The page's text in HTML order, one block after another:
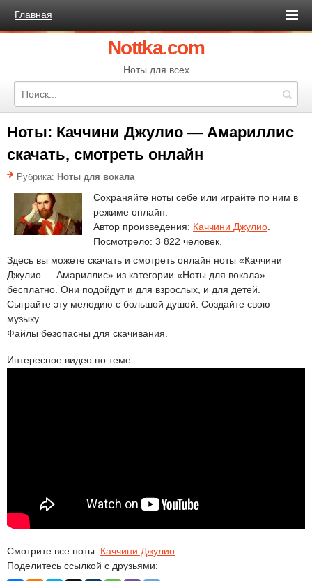
Главная
Nottka.com
Ноты для всех
Ноты: Каччини Джулио — Амариллис
скачать, смотреть онлайн
Рубрика: Ноты для вокала
Сохраняйте ноты себе или играйте по ним в
режиме онлайн.
Автор произведения: Каччини Джулио
Посмотрело: 3 822 человек.
Здесь вы можете скачать и смотреть онлайн ноты «Каччини
Джулио — Амариллис» из категории «Ноты для вокала»
бесплатно. Они подойдут и для взрослых, и для детей.
Сыграйте эту мелодию с большой душой. Создайте свою
музыку.
Файлы безопасны для скачивания.
Интересное видео по теме:
Смотрите все ноты: Каччини Джулио
Поделитесь ссылкой с друзьями: